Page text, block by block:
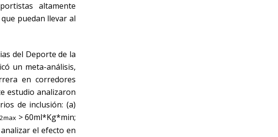
altamente
puedan llevar al
del Deporte de la
un meta-análisis,
en corredores
estudio analizaron
de inclusión: (a)
2max > 60ml*Kg*min;
el efecto en